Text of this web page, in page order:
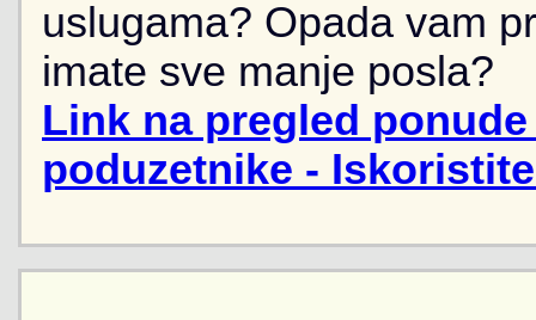
uslugama? Opada vam
imate sve manje posla?
Link na pregled
poduzetnike -